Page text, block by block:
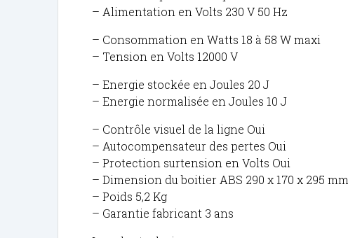
– Alimentation en Volts 230 V 50 Hz
– Consommation en Watts 18 à 58 W maxi
– Tension en Volts 12000 V
– Energie stockée en Joules 20 J
– Energie normalisée en Joules 10 J
– Contrôle visuel de la ligne Oui
– Autocompensateur des pertes Oui
– Protection surtension en Volts Oui
– Dimension du boitier ABS 290 x 170 x 295 mm
– Poids 5,2 Kg
– Garantie fabricant 3 ans